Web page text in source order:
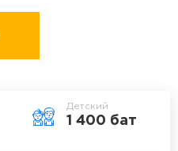
Детский
1 400 бат